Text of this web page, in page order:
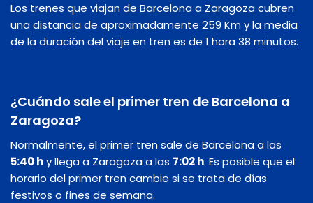
Los trenes que viajan de Barcelona a Zaragoza cubren
una distancia de aproximadamente 259 Km y la media
de la duración del viaje en tren es de 1 hora 38 minutos.
¿Cuándo sale el primer tren de Barcelona a
Zaragoza?
Normalmente, el primer tren sale de Barcelona a las
5:40 hy llega a Zaragoza a las 7:02 h. Es posible que el
horario del primer tren cambie si se trata de días
festivos o fines de semana.